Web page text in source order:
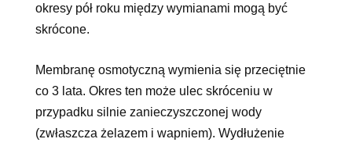
okresy pół roku między wymianami mogą być
skrócone.
Membranę osmotyczną wymienia się przeciętnie
co 3 lata. Okres ten może ulec skróceniu w
przypadku silnie zanieczyszczonej wody
(zwłaszcza żelazem i wapniem). Wydłużenie